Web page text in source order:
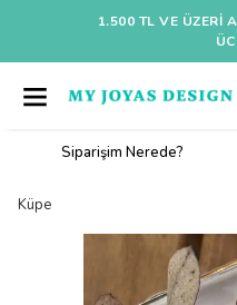
1.500 TL VE ÜZERI
Siparişim Nerede?
Küpe